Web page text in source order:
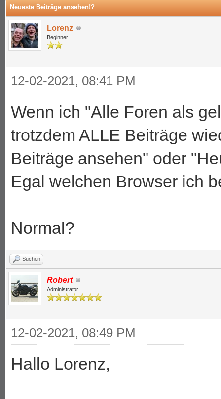
Neueste Beiträge ansehen!?
Lorenz
Beginner
12-02-2021, 08:41 PM
Wenn ich "Alle Foren als
trotzdem ALLE Beiträge
Beiträge ansehen" oder
Egal welchen Browser ich
Normal?
Suchen
Robert
Administrator
12-02-2021, 08:49 PM
Hallo Lorenz,